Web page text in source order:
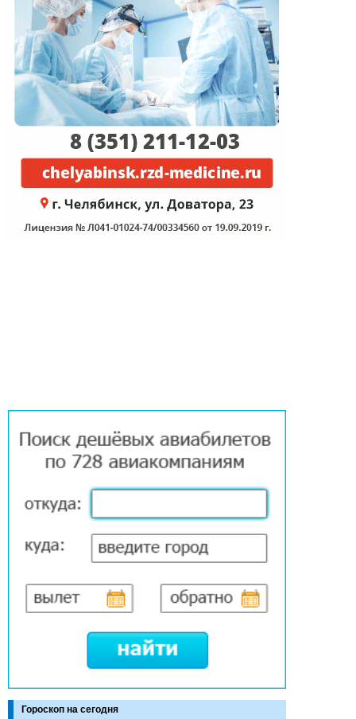
Гороскоп на сегодня